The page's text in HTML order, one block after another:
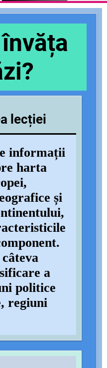
lecției
informații
harta
și
a
politice
regiuni